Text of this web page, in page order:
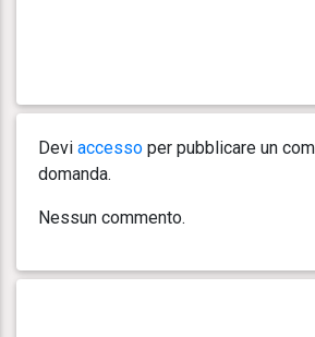
Devi accesso per pubblicare un
domanda.
Nessun commento.